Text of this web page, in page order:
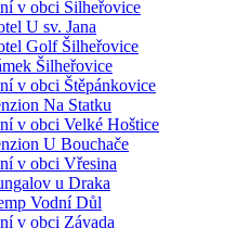
v obci Šilheřovice
U sv. Jana
Golf Šilheřovice
Šilheřovice
v obci Štěpánkovice
Na Statku
v obci Velké Hoštice
U Bouchače
v obci Vřesina
u Draka
Vodní Důl
v obci Závada